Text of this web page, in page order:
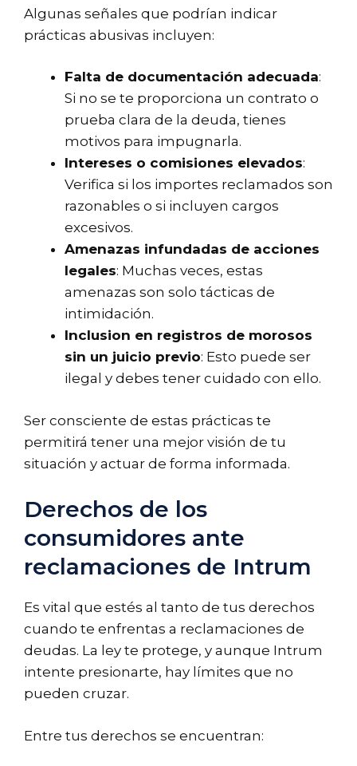
Algunas señales que podrían indicar
prácticas abusivas incluyen:
Falta de documentación adecuada:
Si no se te proporciona un contrato o
prueba clara de la deuda, tienes
motivos para impugnarla.
Intereses o comisiones elevados:
Verifica si los importes reclamados son
razonables o si incluyen cargos
excesivos.
Amenazas infundadas de acciones
legales: Muchas veces, estas
amenazas son solo tácticas de
intimidación.
Inclusion en registros de morosos
sin un juicio previo: Esto puede ser
ilegal y debes tener cuidado con ello.
Ser consciente de estas prácticas te
permitirá tener una mejor visión de tu
situación y actuar de forma informada.
Derechos de los
consumidores ante
reclamaciones de Intrum
Es vital que estés al tanto de tus derechos
cuando te enfrentas a reclamaciones de
deudas. La ley te protege, y aunque Intrum
intente presionarte, hay límites que no
pueden cruzar.
Entre tus derechos se encuentran: